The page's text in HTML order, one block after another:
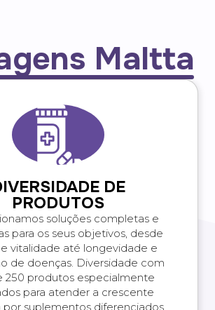
Maltta
DE
PRODUTOS
soluções completas e
para os seus objetivos, desde
vitalidade até longevidade e
de doenças. Diversidade com
250 produtos especialmente
para atender a crescente
suplementos diferenciados.